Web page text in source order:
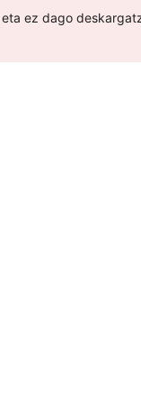
ez dago